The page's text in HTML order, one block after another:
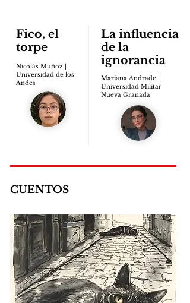
Fico, el
torpe
La influencia
de la
ignorancia
Mariana Andrade |
Universidad Militar
Nueva Granada
Nicolás Muñoz |
Universidad de los
Andes
CUENTOS